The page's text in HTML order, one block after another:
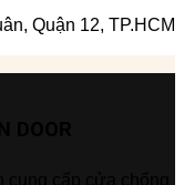
Quận 12, TP.HCM